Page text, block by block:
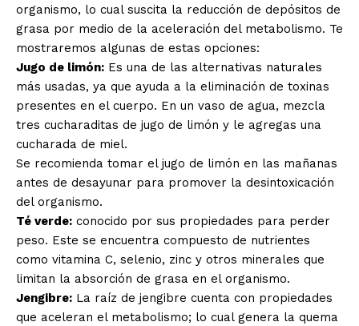
organismo, lo cual suscita la reducción de depósitos de
grasa por medio de la aceleración del metabolismo. Te
mostraremos algunas de estas opciones:
Jugo de limón: Es una de las alternativas naturales
más usadas, ya que ayuda a la eliminación de toxinas
presentes en el cuerpo. En un vaso de agua, mezcla
tres cucharaditas de jugo de limón y le agregas una
cucharada de miel.
Se recomienda tomar el jugo de limón en las mañanas
antes de desayunar para promover la desintoxicación
del organismo.
Té verde: conocido por sus propiedades para perder
peso. Este se encuentra compuesto de nutrientes
como vitamina C, selenio, zinc y otros minerales que
limitan la absorción de grasa en el organismo.
Jengibre: La raíz de jengibre cuenta con propiedades
que aceleran el metabolismo; lo cual genera la quema